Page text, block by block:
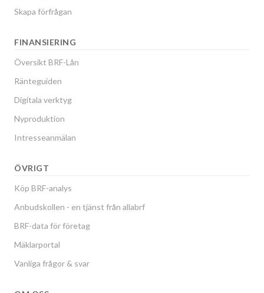
Skapa förfrågan
FINANSIERING
Översikt BRF-Lån
Ränteguiden
Digitala verktyg
Nyproduktion
Intresseanmälan
ÖVRIGT
Köp BRF-analys
Anbudskollen - en tjänst från allabrf
BRF-data för företag
Mäklarportal
Vanliga frågor & svar